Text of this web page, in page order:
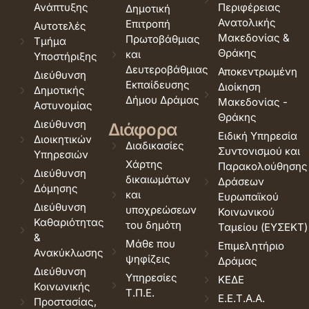
Ανάπτυξης
Αυτοτελές
Τμήμα
Υποστήριξης
Διεύθυνση
Δημοτικής
Αστυνομίας
Διεύθυνση
Διοικητικών
Υπηρεσιών
Διεύθυνση
Δόμησης
Διεύθυνση
Καθαριότητας
&
Ανακύκλωσης
Διεύθυνση
Κοινωνικής
Προστασίας,
Δημοτική
Επιτροπή
Πρωτοβάθμιας
και
Δευτεροβάθμιας
Εκπαίδευσης
Δήμου Δράμας
Διάφορα
Διαδικασίες
Χάρτης
δικαιωμάτων
και
υποχρεώσεων
του δημότη
Μάθε που
ψηφίζεις
Υπηρεσίες
Τ.Π.Ε.
Περιφέρειας
Ανατολικής
Μακεδονίας &
Θράκης
Αποκεντρωμένη
Διοίκηση
Μακεδονίας -
Θράκης
Ειδική Υπηρεσία
Συντονισμού και
Παρακολούθησης
Δράσεων
Ευρωπαϊκού
Κοινωνικού
Ταμείου (ΕΥΣΕΚΤ)
Επιμελητήριο
Δράμας
ΚΕΔΕ
Ε.Ε.Τ.Α.Α.